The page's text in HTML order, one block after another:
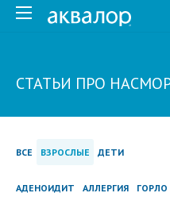
СТАТЬИ ПРО
ВСЕ ВЗРОСЛЫЕ ДЕТИ
АДЕНОИДИТ АЛЛЕРГИЯ ГОРЛО